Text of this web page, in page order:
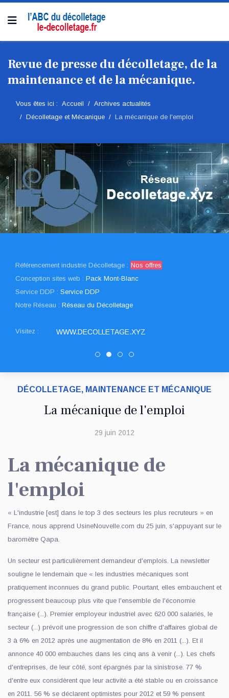
Revue de presse du décolletage, de la
maintenance et de la mécanique.
Vous êtes ici : Accueil
Archives actualités
Décolletage et Mécanique
La mécanique de l'emploi
Référencement industrie Décolletage : Nos offres
Conception sites web : Pack Mont-Blanc
Service DDP : Service DDP
Notre Réseau : Réseau du Décolletage
Visitez : WWW.DECOLLETAGE.XYZ
DRAULT DECOLLETAGE
Decolletage.xyz
PATUREL DECOLLETAGE
DÉCOLLETAGE, MAINTENANCE ET MÉCANIQUE
La mécanique de l'emploi
29 juin 2012
La mécanique de
l'emploi
« L'industrie [est] dans le top 3 des secteurs les plus recruteurs » en
France, nous apprend UsineNouvelle.com du 25 juin, s'appuyant sur le
baromètre Qapa.
Un secteur est particulièrement demandeur d'emplois. La newsletter
souligne le lendemain que « les industries mécaniques sont
pratiquement inconnues du grand public. Pourtant, elles embauchent et
progressent beaucoup plus vite que l'ensemble de l'économie
française (...). Premier employeur industriel avec 620 000 salariés, le
secteur (...) prévoit une progression de son chiffre d'affaires global de
3 à 6% en 2012 après une augmentation de 8% en 2011 (...). Et il
annonce 40 000 embauches dans les cinq ans à venir (...). Les chefs
d'entreprises, de leur côté, sont épargnés par la sinistrose. 77 %
d'entre eux considèrent que leur activité a été stable ou en croissance
en 2011. 56 % se déclarent optimistes pour 2012 et 59 % pensent